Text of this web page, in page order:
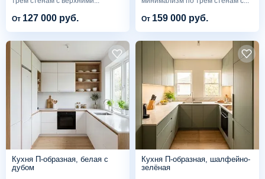
От 127 000 руб. От 159 000 руб.
Кухня П-образная, белая с
дубом
Кухня П-образная, шалфейно-
зелёная